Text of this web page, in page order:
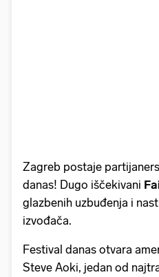
Zagreb postaje
danas! Dugo iščekivani
glazbenih uzbuđenja i
izvođača.
Festival danas otvara
Steve Aoki, jedan od